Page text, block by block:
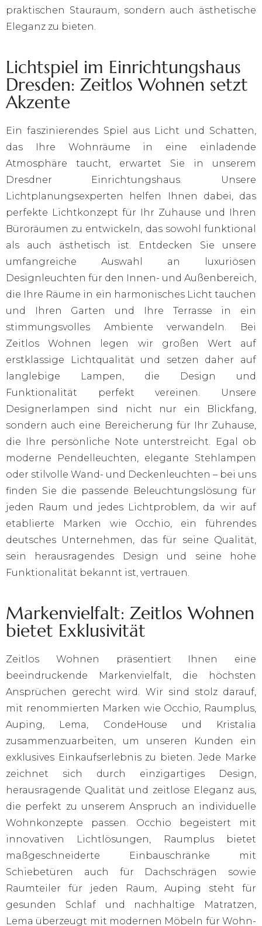
praktischen Stauraum, sondern auch ästhetische
Eleganz zu bieten.
Lichtspiel im Einrichtungshaus
Dresden: Zeitlos Wohnen setzt
Akzente
Ein faszinierendes Spiel aus Licht und Schatten,
das Ihre Wohnräume in eine einladende
Atmosphäre taucht, erwartet Sie in unserem
Dresdner Einrichtungshaus. Unsere
Lichtplanungsexperten helfen Ihnen dabei, das
perfekte Lichtkonzept für Ihr Zuhause und Ihren
Büroräumen zu entwickeln, das sowohl funktional
als auch ästhetisch ist. Entdecken Sie unsere
umfangreiche Auswahl an luxuriösen
Designleuchten für den Innen- und Außenbereich,
die Ihre Räume in ein harmonisches Licht tauchen
und Ihren Garten und Ihre Terrasse in ein
stimmungsvolles Ambiente verwandeln. Bei
Zeitlos Wohnen legen wir großen Wert auf
erstklassige Lichtqualität und setzen daher auf
langlebige Lampen, die Design und
Funktionalität perfekt vereinen. Unsere
Designerlampen sind nicht nur ein Blickfang,
sondern auch eine Bereicherung für Ihr Zuhause,
die Ihre persönliche Note unterstreicht. Egal ob
moderne Pendelleuchten, elegante Stehlampen
oder stilvolle Wand- und Deckenleuchten – bei uns
finden Sie die passende Beleuchtungslösung für
jeden Raum und jedes Lichtproblem, da wir auf
etablierte Marken wie Occhio, ein führendes
deutsches Unternehmen, das für seine Qualität,
sein herausragendes Design und seine hohe
Funktionalität bekannt ist, vertrauen.
Markenvielfalt: Zeitlos Wohnen
bietet Exklusivität
Zeitlos Wohnen präsentiert Ihnen eine
beeindruckende Markenvielfalt, die höchsten
Ansprüchen gerecht wird. Wir sind stolz darauf,
mit renommierten Marken wie Occhio, Raumplus,
Auping, Lema, CondeHouse und Kristalia
zusammenzuarbeiten, um unseren Kunden ein
exklusives Einkaufserlebnis zu bieten. Jede Marke
zeichnet sich durch einzigartiges Design,
herausragende Qualität und zeitlose Eleganz aus,
die perfekt zu unserem Anspruch an individuelle
Wohnkonzepte passen. Occhio begeistert mit
innovativen Lichtlösungen, Raumplus bietet
maßgeschneiderte Einbauschränke mit
Schiebetüren auch für Dachschrägen sowie
Raumteiler für jeden Raum, Auping steht für
gesunden Schlaf und nachhaltige Matratzen,
Lema überzeugt mit modernen Möbeln für Wohn-